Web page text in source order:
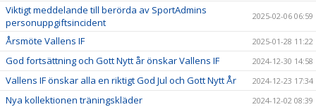
Viktigt meddelande till berörda av SportAdmins
personuppgiftsincident
2025-02-06 06:59
Årsmöte Vallens IF 2025-01-28 11:22
God fortsättning och Gott Nytt år önskar Vallens IF 2024-12-30 14:58
Vallens IF önskar alla en riktigt God Jul och Gott Nytt År 2024-12-23 17:34
Nya kollektionen träningskläder 2024-12-02 08:39